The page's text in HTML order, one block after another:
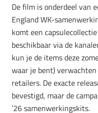
De film is onderdeel van
England WK-
komt een
beschikbaar via de
kun je de items deze
waar je bent) verwachten
retailers. De exacte
bevestigd, maar de
’26 samenwerkingskits.